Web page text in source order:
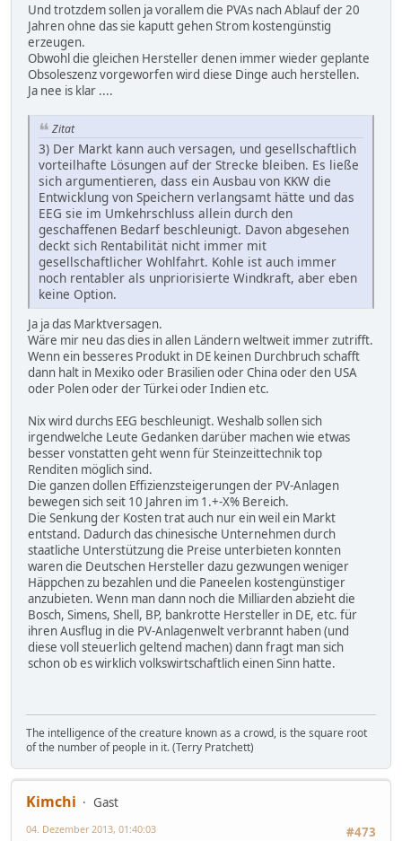
Und trotzdem sollen ja vorallem die PVAs nach Ablauf der 20
Jahren ohne das sie kaputt gehen Strom kostengünstig
erzeugen.
Obwohl die gleichen Hersteller denen immer wieder geplante
Obsoleszenz vorgeworfen wird diese Dinge auch herstellen.
Ja nee is klar ....
Zitat
3) Der Markt kann auch versagen, und gesellschaftlich
vorteilhafte Lösungen auf der Strecke bleiben. Es ließe
sich argumentieren, dass ein Ausbau von KKW die
Entwicklung von Speichern verlangsamt hätte und das
EEG sie im Umkehrschluss allein durch den
geschaffenen Bedarf beschleunigt. Davon abgesehen
deckt sich Rentabilität nicht immer mit
gesellschaftlicher Wohlfahrt. Kohle ist auch immer
noch rentabler als unpriorisierte Windkraft, aber eben
keine Option.
Ja ja das Marktversagen.
Wäre mir neu das dies in allen Ländern weltweit immer zutrifft.
Wenn ein besseres Produkt in DE keinen Durchbruch schafft
dann halt in Mexiko oder Brasilien oder China oder den USA
oder Polen oder der Türkei oder Indien etc.
Nix wird durchs EEG beschleunigt. Weshalb sollen sich
irgendwelche Leute Gedanken darüber machen wie etwas
besser vonstatten geht wenn für Steinzeittechnik top
Renditen möglich sind.
Die ganzen dollen Effizienzsteigerungen der PV-Anlagen
bewegen sich seit 10 Jahren im 1.+-X% Bereich.
Die Senkung der Kosten trat auch nur ein weil ein Markt
entstand. Dadurch das chinesische Unternehmen durch
staatliche Unterstützung die Preise unterbieten konnten
waren die Deutschen Hersteller dazu gezwungen weniger
Häppchen zu bezahlen und die Paneelen kostengünstiger
anzubieten. Wenn man dann noch die Milliarden abzieht die
Bosch, Simens, Shell, BP, bankrotte Hersteller in DE, etc. für
ihren Ausflug in die PV-Anlagenwelt verbrannt haben (und
diese voll steuerlich geltend machen) dann fragt man sich
schon ob es wirklich volkswirtschaftlich einen Sinn hatte.
The intelligence of the creature known as a crowd, is the square root
of the number of people in it. (Terry Pratchett)
Kimchi
Gast
#473
04. Dezember 2013, 01:40:03